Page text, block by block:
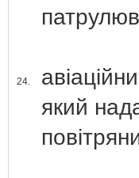
24.
який